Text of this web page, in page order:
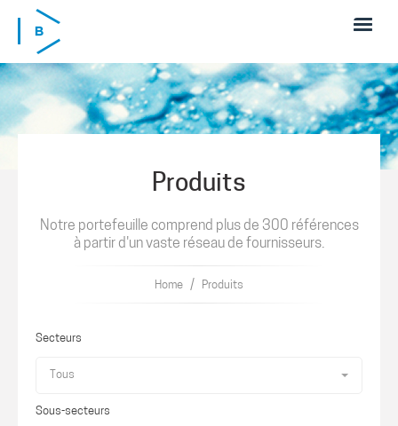
Skip to main content
Produits
Notre portefeuille comprend plus de 300 références
à partir d'un vaste réseau de fournisseurs.
Home / Produits
Secteurs
Tous
Sous-secteurs